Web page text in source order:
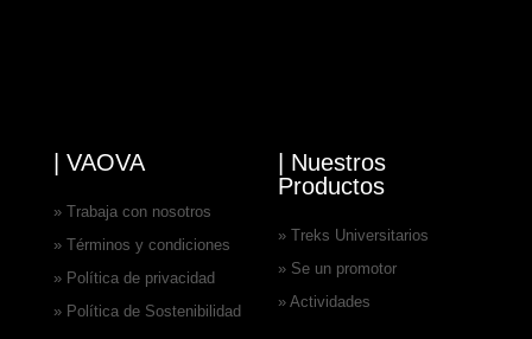
| VAOVA
» Trabaja con nosotros
» Términos y condiciones
» Política de privacidad
» Política de Sostenibilidad
| Nuestros
Productos
» Treks Universitarios
» Se un promotor
» Actividades